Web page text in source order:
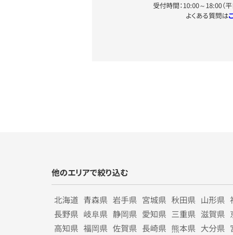
受付時間：10:00～18:00（平
よくある質問は
他のエリアで絞り込む
北海道 青森県 岩手県 宮城県 秋田県 山形県
長野県 岐阜県 静岡県 愛知県 三重県 滋賀県
高知県 福岡県 佐賀県 長崎県 熊本県 大分県